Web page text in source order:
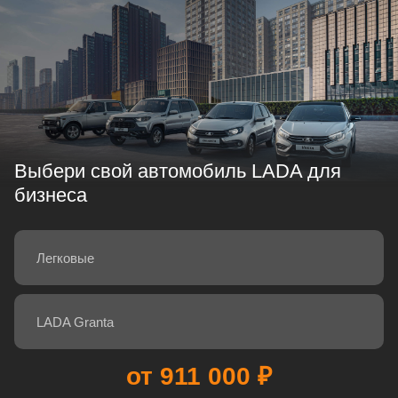
Выбери свой автомобиль LADA для
бизнеса
Легковые
LADA Granta
от 911 000 ₽
от 1 459 900 ₽
от 981 000 ₽
от 1 339 000 ₽
от 1 367 000 ₽
от 1 721 000 ₽
от 1 293 000 ₽